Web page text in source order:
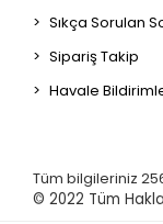
Sıkça Sorulan
Sipariş Takip
Havale
Tüm bilgileriniz
© 2022 Tüm